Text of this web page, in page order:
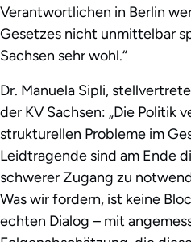
Verantwortlichen in Berlin
Gesetzes nicht unmittelbar
Sachsen sehr wohl.“
Dr. Manuela Sipli,
der KV Sachsen: „Die Politik
strukturellen Probleme im
Leidtragende sind am Ende
schwerer Zugang zu
Was wir fordern, ist keine
echten Dialog – mit